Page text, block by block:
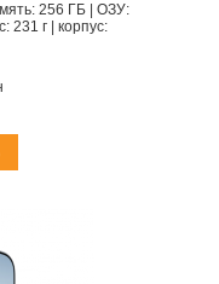
256 ГБ | ОЗУ:
231 г | корпус: